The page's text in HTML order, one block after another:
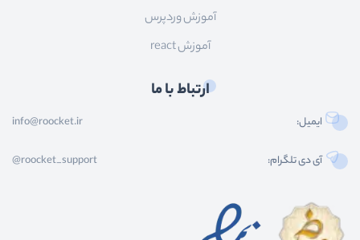
آموزش وردپرس
آموزش react
ارتباط با ما
ایمیل: info@roocket.ir
آی دی تلگرام: @roocket_support